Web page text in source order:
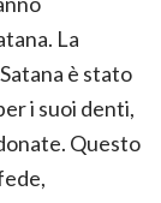
La
è stato
i suoi denti,
Questo